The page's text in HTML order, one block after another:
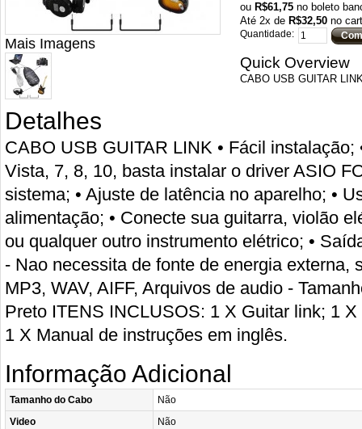
ou R$61,75 no boleto
Até 2x de R$32,50 no
Quantidade:
Quick Overview
CABO USB GUITAR
Mais Imagens
Detalhes
CABO USB GUITAR LINK • Fácil instalação;
Vista, 7, 8, 10, basta instalar o driver ASIO
sistema; • Ajuste de latência no aparelho; •
alimentação; • Conecte sua guitarra, violão
ou qualquer outro instrumento elétrico; •
- Nao necessita de fonte de energia externa,
MP3, WAV, AIFF, Arquivos de audio -
Preto ITENS INCLUSOS: 1 X Guitar link; 1
1 X Manual de instruções em inglês.
Informação Adicional
Tamanho do Cabo
Não
Video
Não